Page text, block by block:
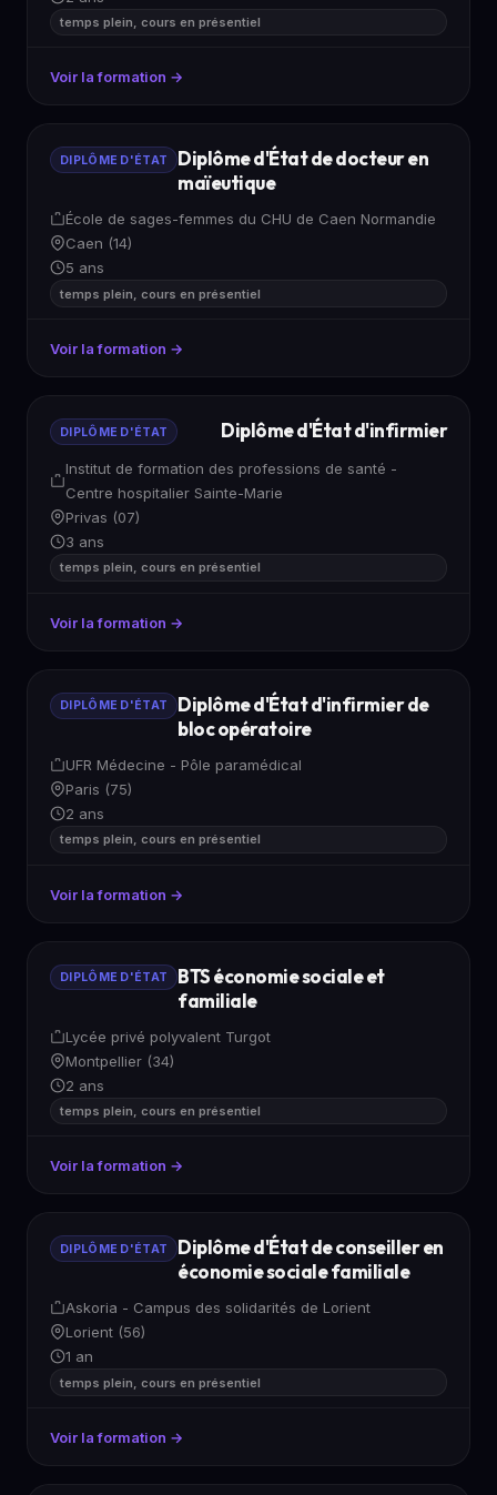
temps plein, cours en présentiel
Voir la formation →
DIPLÔME D'ÉTAT
Diplôme d'État de docteur en
maïeutique
École de sages-femmes du CHU de Caen Normandie
Caen (14)
5 ans
temps plein, cours en présentiel
Voir la formation →
DIPLÔME D'ÉTAT Diplôme d'État d'infirmier
Institut de formation des professions de santé -
Centre hospitalier Sainte-Marie
Privas (07)
3 ans
temps plein, cours en présentiel
Voir la formation →
DIPLÔME D'ÉTAT
Diplôme d'État d'infirmier de
bloc opératoire
UFR Médecine - Pôle paramédical
Paris (75)
2 ans
temps plein, cours en présentiel
Voir la formation →
DIPLÔME D'ÉTAT
BTS économie sociale et
familiale
Lycée privé polyvalent Turgot
Montpellier (34)
2 ans
temps plein, cours en présentiel
Voir la formation →
DIPLÔME D'ÉTAT
Diplôme d'État de conseiller en
économie sociale familiale
Askoria - Campus des solidarités de Lorient
Lorient (56)
1 an
temps plein, cours en présentiel
Voir la formation →